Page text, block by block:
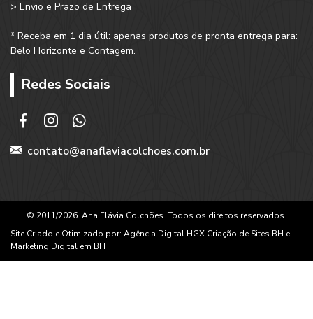
> Envio e Prazo de Entrega
* Receba em 1 dia útil: apenas produtos de pronta entrega para:
Belo Horizonte e Contagem.
Redes Sociais
contato@anaflaviacolchoes.com.br
© 2011/2026. Ana Flávia Colchões. Todos os direitos reservados.
Site Criado e Otimizado por: Agência Digital HGX Criação de Sites BH e
Marketing Digital em BH